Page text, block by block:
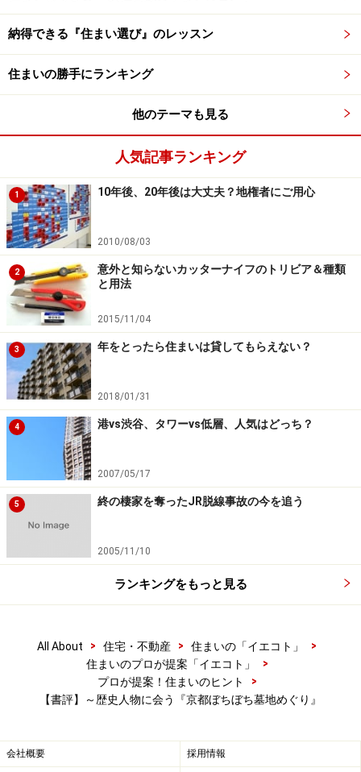
で、拝観希望の場合は書面の提出が必要だとのこと。
ところで本書に掲載されている墓所は、昨日一昨日墓所
になったのではなく、少なくとも数百年以上前から墓所
としてあり続けている場所です。すなわち地滑りや水害
等の災害をくぐり抜けて存在しているということ。一般
的に「昔から墓地のあるところは災害に遭っていない場
所が多い」とも言います。個別の判断は必要ですが、墓
地の近くに住む＝安全な街選びにも通じると言えます。
【関連サイト】
近くに墓地があれば説明される？
京都ぼちぼち墓めぐり
※記事内容は執筆時点のものです。最新の内容をご確認くださ
納得できる『住まい選び』のレッスン
住まいの勝手にランキング
他のテーマも見る
人気記事ランキング
1 10年後、20年後は大丈夫？地権者にご用心
2010/08/03
2
意外と知らないカッターナイフのトリビア＆種類
と用法
2015/11/04
3 年をとったら住まいは貸してもらえない？
2018/01/31
4 港vs渋谷、タワーvs低層、人気はどっち？
2007/05/17
5 終の棲家を奪ったJR脱線事故の今を追う
2005/11/10
ランキングをもっと見る
All About > 住宅・不動産 > 住まいの「イエコト」
>
住まいのプロが提案「イエコト」
>
プロが提案！住まいのヒント
>
【書評】～歴史人物に会う『京都ぼちぼち墓地めぐり』
会社概要 採用情報